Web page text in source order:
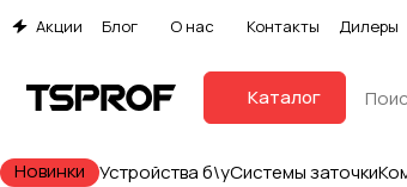
Акции Блог О нас Контакты Дилеры
Каталог
Новинки Устройства б\уСистемы заточки